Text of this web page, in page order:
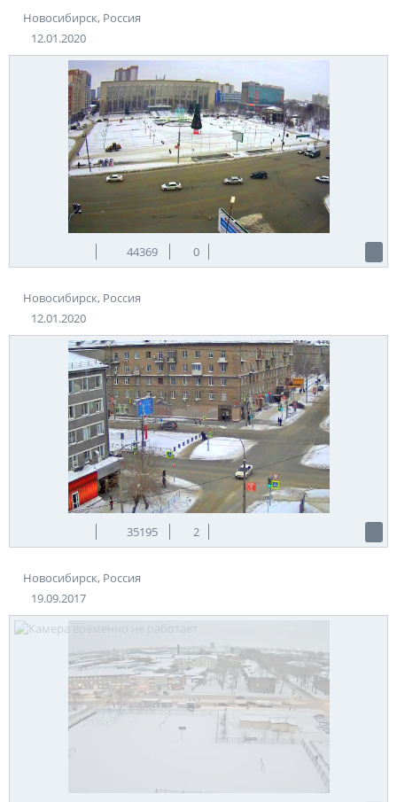
Новосибирск, Россия
12.01.2020
44369 0
Новосибирск, Россия
12.01.2020
35195 2
Новосибирск, Россия
19.09.2017